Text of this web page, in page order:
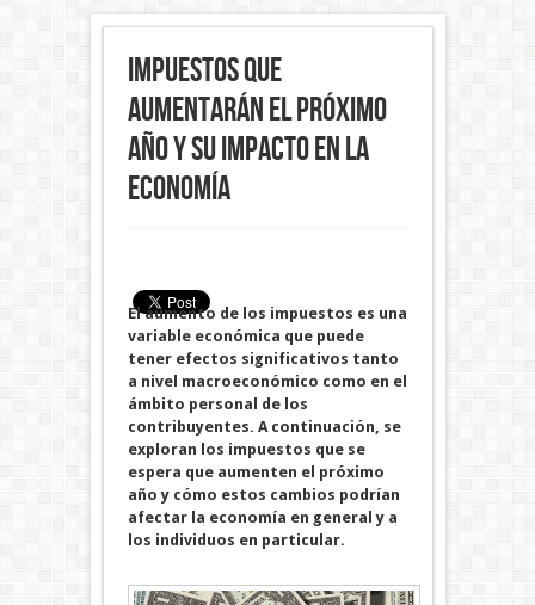
Impuestos que
aumentarán el próximo
año y su impacto en la
economía
El aumento de los impuestos es una
variable económica que puede
tener efectos significativos tanto
a nivel macroeconómico como en el
ámbito personal de los
contribuyentes. A continuación, se
exploran los impuestos que se
espera que aumenten el próximo
año y cómo estos cambios podrían
afectar la economía en general y a
los individuos en particular.